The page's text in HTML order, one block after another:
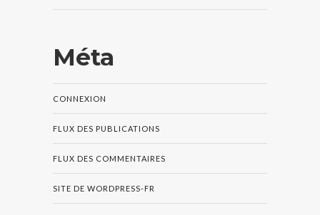
Méta
CONNEXION
FLUX DES PUBLICATIONS
FLUX DES COMMENTAIRES
SITE DE WORDPRESS-FR